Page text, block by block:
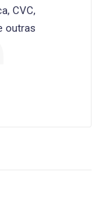
CVC,
outras